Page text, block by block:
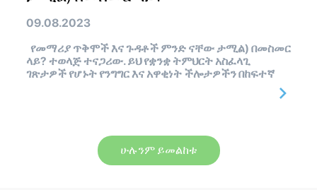
09.08.2023
የመማሪያ ጥቅሞች እና ጉዳቶች ምንድ ናቸው ታሚል) በመስመር
ላይ? ተወላጅ ተናጋሪው. ይህ የቋንቋ ትምህርት አስፈላጊ
ገጽታዎች የሆኑት የንግግር እና አዋቂነት ችሎታዎችን በከፍተኛ
ሁሉንም ይመልከቱ